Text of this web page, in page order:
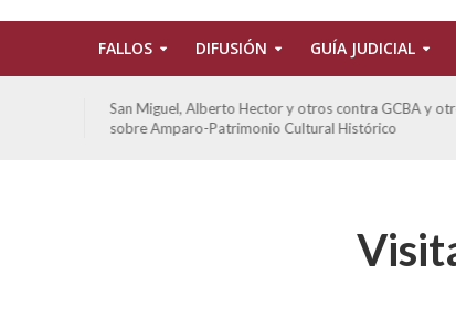
FALLOS DIFUSIÓN GUÍA JUDICIAL
San Miguel, Alberto Hector y otros contra GCBA y
sobre Amparo-Patrimonio Cultural Histórico